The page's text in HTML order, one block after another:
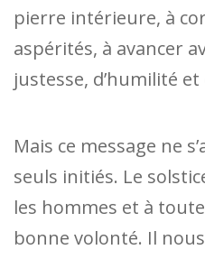
pierre intérieure, à
aspérités, à avancer
justesse, d’humilité
Mais ce message ne
seuls initiés. Le
les hommes et à
bonne volonté. Il